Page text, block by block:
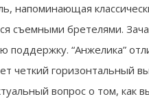
напоминающая
съемными бретелями.
поддержку. “Анжелика”
четкий горизонтальный
вопрос о том,